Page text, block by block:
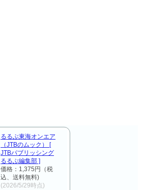
るるぶ東海オンエア
（JTBのムック） [
JTBパブリッシング
るるぶ編集部 ]
価格：1,375円（税
込、送料無料)
(2026/5/29時点)